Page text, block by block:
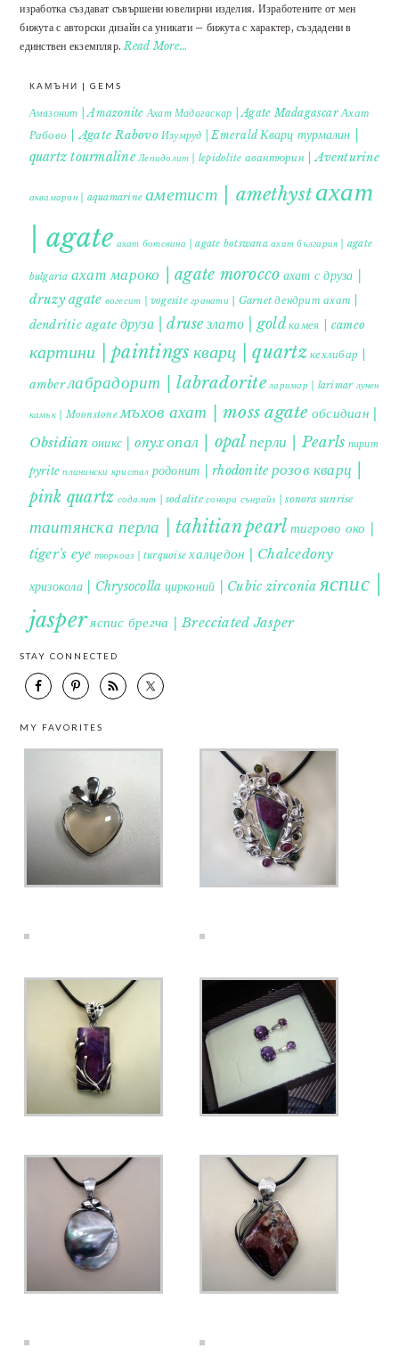
изработка създават съвършени ювелирни изделия. Изработените от мен
бижута с авторски дизайн са уникати – бижута с характер, създадени в
единствен екземпляр.Read More…
КАМЪНИ | GEMS
Амазонит | Amazonite Ахат Мадагаскар | Agate Madagascar Ахат
Рабово | Agate Rabovo Изумруд | Emerald Кварц турмалин |
quartz tourmaline Лепидолит | lepidolite авантюрин | Aventurine
аквамарин | aquamarine аметист | amethystахат
| agate ахат ботсвана | agate botswana ахат българия | agate
bulgaria ахат мароко | agate morocco ахат с друза |
druzy agate вогесит | vogesite гранати | Garnet дендрит ахат |
dendritic agate друза | druse злато | gold камея | cameo
картини | paintings кварц | quartzкехлибар |
amberлабрадорит | labradorite ларимар | larimar лунен
камък | Moonstone мъхов ахат | moss agate обсидиан |
Obsidian оникс | onyxопал | opal перли | Pearls пирит |
pyrite планински кристал родонит | rhodonite розов кварц |
pink quartz содалит | sodalite сонора сънрайз | sonora sunrise
таитянска перла | tahitian pearl тигрово око |
tiger's eye тюркоаз | turquoise халцедон | Chalcedony
хризокола | Chrysocolla цирконий | Cubic zirconia яспис |
jasperяспис брегча | Brecciated Jasper
STAY CONNECTED
MY FAVORITES